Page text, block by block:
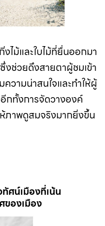
งไม้และใบไม้ที่ยื่นออกมา
งช่วยดึงสายตาผู้ชมเข้า
วามน่าสนใจและทำให้ผู้
กทั้งการจัดวางองค์
ภาพดูสมจริงมากยิ่งขึ้น
ศน์เมืองที่เน้น
ของเมือง